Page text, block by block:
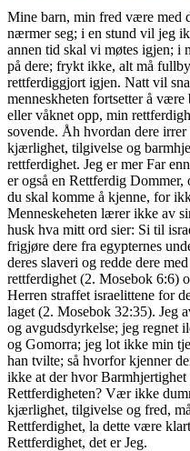
Mine barn, min fred være med
nærmer seg; i en stund vil jeg
annen tid skal vi møtes igjen; i
på dere; frykt ikke, alt må
rettferdiggjort igjen. Natt vil
menneskheten fortsetter å
eller våknet opp, min
sovende. Åh hvordan dere irrer
kjærlighet, tilgivelse og
rettferdighet. Jeg er mer Far
er også en Rettferdig
du skal komme å kjenne, for
Menneskeheten lærer ikke av
husk hva mitt ord sier: Si til
frigjøre dere fra egypternes
deres slaveri og redde dere
rettferdighet (2. Mosebok 6:6)
Herren straffet israelittene for
laget (2. Mosebok 32:35). Jeg
og avgudsdyrkelse; jeg regnet
og Gomorra; jeg lot ikke min
han tvilte; så hvorfor kjenner
ikke at der hvor Barmhjertighet
Rettferdigheten? Vær ikke
kjærlighet, tilgivelse og fred,
Rettferdighet, la dette være
Rettferdighet, det er Jeg.